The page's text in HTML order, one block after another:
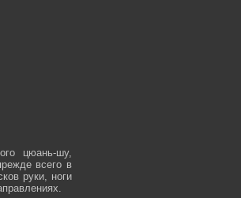
цюань-шу,
всего в
руки, ноги